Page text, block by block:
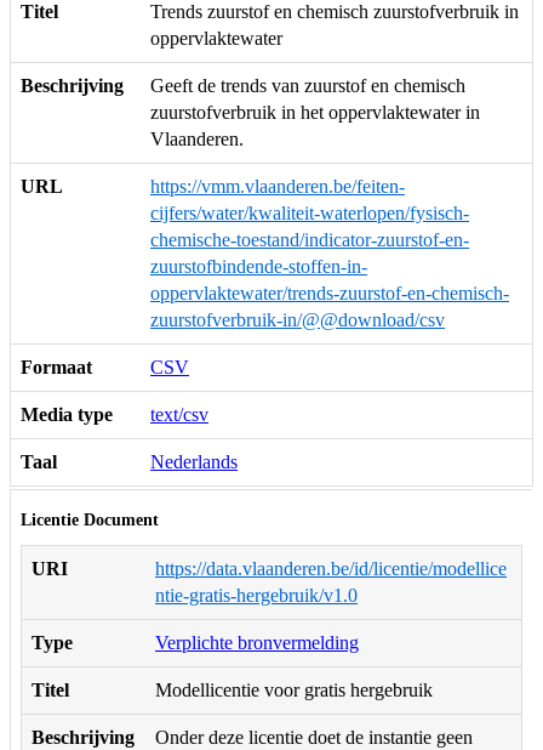
Titel
Trends zuurstof en chemisch zuurstofverbruik in
oppervlaktewater
Beschrijving
Geeft de trends van zuurstof en chemisch
zuurstofverbruik in het oppervlaktewater in
Vlaanderen.
URL
https://vmm.vlaanderen.be/feiten-
cijfers/water/kwaliteit-waterlopen/fysisch-
chemische-toestand/indicator-zuurstof-en-
zuurstofbindende-stoffen-in-
oppervlaktewater/trends-zuurstof-en-chemisch-
zuurstofverbruik-in/@@download/csv
Formaat CSV
Media type text/csv
Taal Nederlands
Licentie Document
URI
https://data.vlaanderen.be/id/licentie/modellice
ntie-gratis-hergebruik/v1.0
Type Verplichte bronvermelding
Titel Modellicentie voor gratis hergebruik
Beschrijving
Onder deze licentie doet de instantie geen